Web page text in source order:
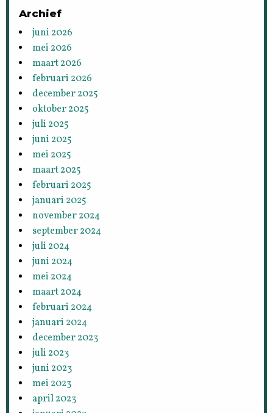
Archief
juni 2026
mei 2026
maart 2026
februari 2026
december 2025
oktober 2025
juli 2025
juni 2025
mei 2025
maart 2025
februari 2025
januari 2025
november 2024
september 2024
juli 2024
juni 2024
mei 2024
maart 2024
februari 2024
januari 2024
december 2023
juli 2023
juni 2023
mei 2023
april 2023